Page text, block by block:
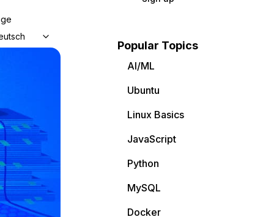
Popular Topics
AI/ML
Ubuntu
Linux Basics
JavaScript
Python
MySQL
Docker